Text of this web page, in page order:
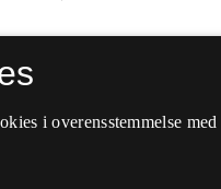
i overensstemmelse